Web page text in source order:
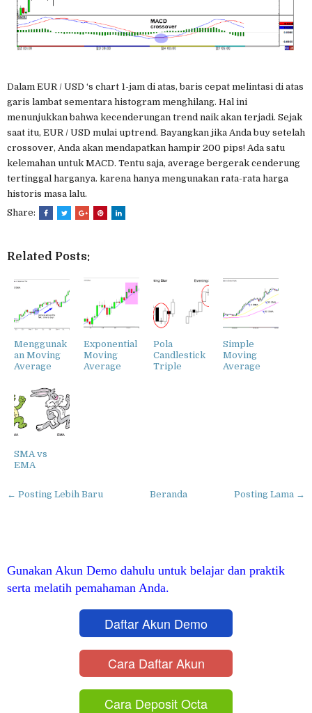
Dalam EUR / USD ‘s chart 1-jam di atas, baris cepat melintasi di atas
garis lambat sementara histogram menghilang. Hal ini
menunjukkan bahwa kecenderungan trend naik akan terjadi. Sejak
saat itu, EUR / USD mulai uptrend. Bayangkan jika Anda buy setelah
crossover, Anda akan mendapatkan hampir 200 pips! Ada satu
kelemahan untuk MACD. Tentu saja, average bergerak cenderung
tertinggal harganya. karena hanya mengunakan rata-rata harga
historis masa lalu.
Share:
Related Posts:
Menggunak
an Moving
Average
Exponential
Moving
Average
Pola
Candlestick
Triple
Simple
Moving
Average
SMA vs
EMA
← Posting Lebih Baru Posting Lama →
Beranda
Gunakan Akun Demo dahulu untuk belajar dan praktik
serta melatih pemahaman Anda.
Daftar Akun Demo
Cara Daftar Akun
Cara Deposit Octa